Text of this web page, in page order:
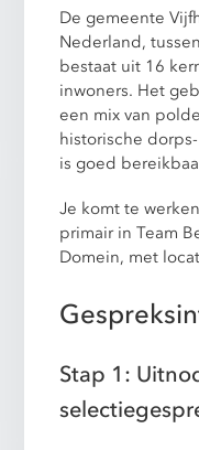
De gemeente
Nederland,
bestaat uit 16
inwoners. Het
een mix van
historische
is goed
Je komt te
primair in Team
Domein, met
Stap 1: